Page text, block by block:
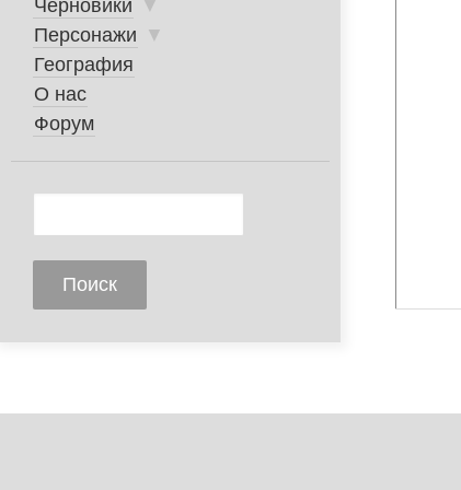
Черновики ▼
Персонажи ▼
География
О нас
Форум